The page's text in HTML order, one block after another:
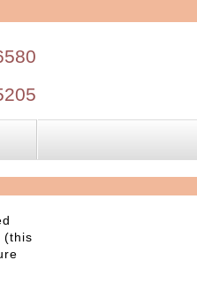
(this